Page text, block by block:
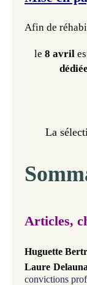
Afin de
le 8 avril
La
Articles,
Huguette
Laure
convictions